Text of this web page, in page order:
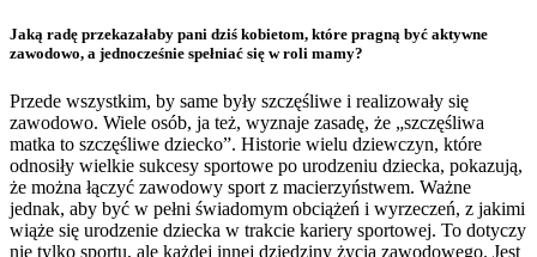
Jaką radę przekazałaby pani dziś kobietom, które pragną być aktywne
zawodowo, a jednocześnie spełniać się w roli mamy?
Przede wszystkim, by same były szczęśliwe i realizowały się
zawodowo. Wiele osób, ja też, wyznaje zasadę, że „szczęśliwa
matka to szczęśliwe dziecko”. Historie wielu dziewczyn, które
odnosiły wielkie sukcesy sportowe po urodzeniu dziecka, pokazują,
że można łączyć zawodowy sport z macierzyństwem. Ważne
jednak, aby być w pełni świadomym obciążeń i wyrzeczeń, z jakimi
wiąże się urodzenie dziecka w trakcie kariery sportowej. To dotyczy
nie tylko sportu, ale każdej innej dziedziny życia zawodowego. Jest